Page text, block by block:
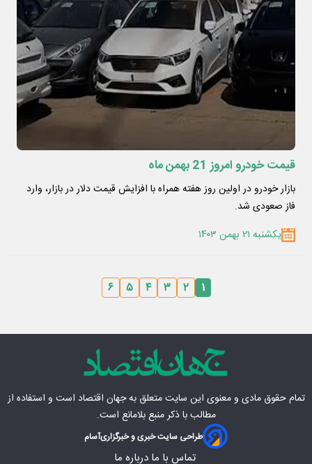
قیمت خودرو امروز 21 بهمن ماه
​بازار خودرو در اولین روز هفته همراه با افزایش قیمت دلار در بازار، وارد
فاز صعودی شد.
یکشنبه ۲۱ بهمن ۱۴۰۳
۱ ۲ ۳ ۴ ۵ ۶
تمام حقوق مادی‌ و معنوی این سایت متعلق بهجهان اقتصاد است و استفاده از
مطالب با ذکر منبع بلامانع است.
طراحی سایت خبری و خبرگزاریآسام
تماس با ما درباره ما